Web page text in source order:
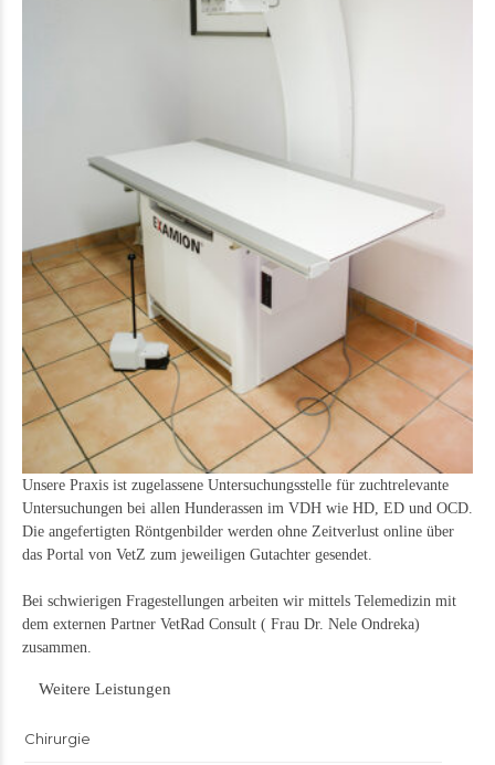
Unsere Praxis ist zugelassene Untersuchungsstelle für zuchtrelevante
Untersuchungen bei allen Hunderassen im VDH wie HD, ED und OCD.
Die angefertigten Röntgenbilder werden ohne Zeitverlust online über
das Portal von VetZ zum jeweiligen Gutachter gesendet.
Bei schwierigen Fragestellungen arbeiten wir mittels Telemedizin mit
dem externen Partner VetRad Consult ( Frau Dr. Nele Ondreka)
zusammen.
Weitere Leistungen
Chirurgie